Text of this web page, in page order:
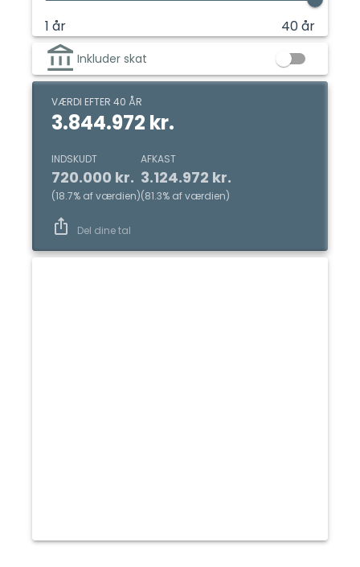
1 år 40år
Inkluder skat
VÆRDI EFTER 40 ÅR
3.844.972 kr.
INDSKUDT
720.000 kr.
(18.7% af værdien)
AFKAST
3.124.972 kr.
(81.3% af værdien)
Del dine tal